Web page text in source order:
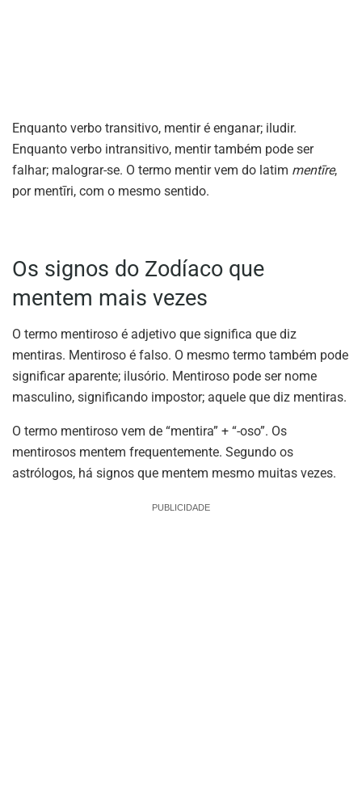
Enquanto verbo transitivo, mentir é enganar; iludir.
Enquanto verbo intransitivo, mentir também pode ser
falhar; malograr-se. O termo mentir vem do latim mentīre,
por mentīri, com o mesmo sentido.
Os signos do Zodíaco que
mentem mais vezes
O termo mentiroso é adjetivo que significa que diz
mentiras. Mentiroso é falso. O mesmo termo também pode
significar aparente; ilusório. Mentiroso pode ser nome
masculino, significando impostor; aquele que diz mentiras.
O termo mentiroso vem de “mentira” + “-oso”. Os
mentirosos mentem frequentemente. Segundo os
astrólogos, há signos que mentem mesmo muitas vezes.
PUBLICIDADE